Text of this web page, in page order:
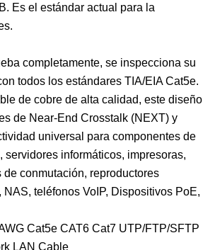
Es el estándar actual para la
completamente, se inspecciona su
todos los estándares TIA/EIA Cat5e.
de cobre de alta calidad, este diseño
de Near-End Crosstalk (NEXT) y
universal para componentes de
servidores informáticos, impresoras,
de conmutación, reproductores
NAS, teléfonos VoIP, Dispositivos PoE,